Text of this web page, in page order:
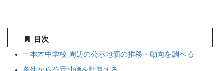
目次
一本木中学校 周辺の公示地価の推移・動向を調べる